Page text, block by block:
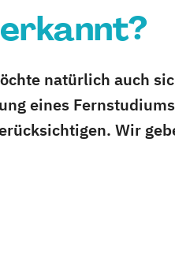
natürlich auch
eines
Wir